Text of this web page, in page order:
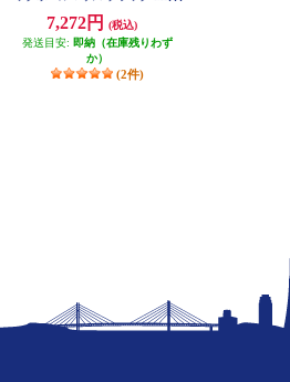
7,272円
(税込)
発送目安: 即納（在庫残りわず
か）
(2件)